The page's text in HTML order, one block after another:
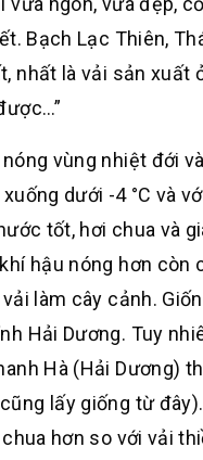
Bạch Lạc Thiên,
nhất là vải sản xuất
vùng nhiệt đới
dưới -4 °C và
tốt, hơi chua và
hậu nóng hơn còn
làm cây cảnh.
Hải Dương. Tuy
Hà (Hải Dương)
lấy giống từ
hơn so với vải